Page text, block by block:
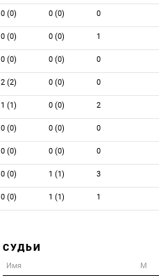
0 (0) 0 (0) 0
0 (0) 0 (0) 1
0 (0) 0 (0) 0
2 (2) 0 (0) 0
1 (1) 0 (0) 2
0 (0) 0 (0) 0
0 (0) 0 (0) 0
0 (0) 1 (1) 3
0 (0) 1 (1) 1
СУДЬИ
Имя М